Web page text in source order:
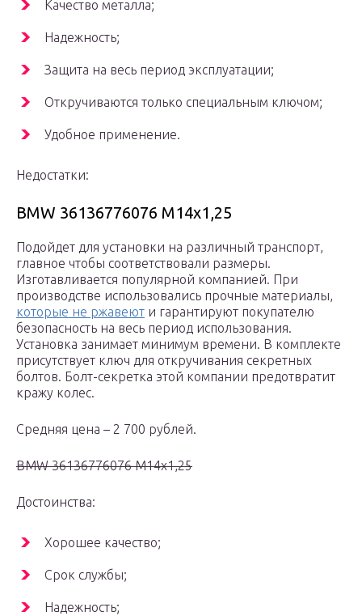
Качество металла;
Надежность;
Защита на весь период эксплуатации;
Откручиваются только специальным ключом;
Удобное применение.
Недостатки:
BMW 36136776076 M14x1,25
Подойдет для установки на различный транспорт,
главное чтобы соответствовали размеры.
Изготавливается популярной компанией. При
производстве использовались прочные материалы,
которые не ржавеют и гарантируют покупателю
безопасность на весь период использования.
Установка занимает минимум времени. В комплекте
присутствует ключ для откручивания секретных
болтов. Болт-секретка этой компании предотвратит
кражу колес.
Средняя цена – 2 700 рублей.
BMW 36136776076 M14x1,25
Достоинства:
Хорошее качество;
Срок службы;
Надежность;